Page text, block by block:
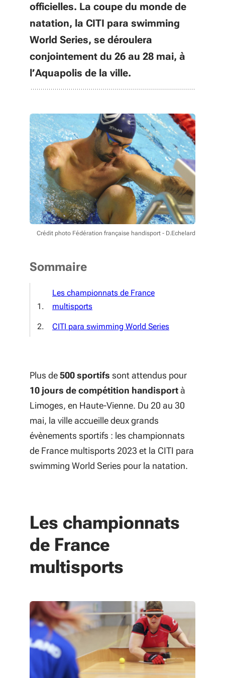
officielles. La coupe du monde de
natation, la CITI para swimming
World Series, se déroulera
conjointement du 26 au 28 mai, à
l’Aquapolis de la ville.
Crédit photo Fédération française handisport - D.Echelard
Sommaire
Les championnats de France
multisports
CITI para swimming World Series
Plus de500 sportifs sont attendus pour
10 jours de compétition handisportà
Limoges, en Haute-Vienne. Du 20 au 30
mai, la ville accueille deux grands
évènements sportifs : les championnats
de France multisports 2023 et la CITI para
swimming World Series pour la natation.
Les championnats
de France
multisports